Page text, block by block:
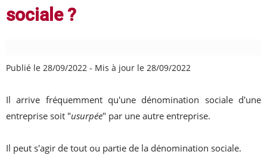
sociale ?
Publié le 28/09/2022 - Mis à jour le 28/09/2022
Il arrive fréquemment qu'une dénomination sociale d'une
entreprise soit "usurpée" par une autre entreprise.
Il peut s'agir de tout ou partie de la dénomination sociale.